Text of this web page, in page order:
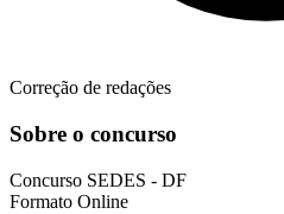
Correção de redações
Sobre o concurso
Concurso SEDES - DF
Formato Online